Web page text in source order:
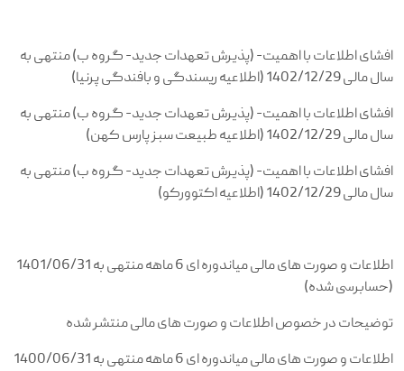
افشای اطلاعات با اهمیت- (پذیرش تعهدات جدید- گروه ب) منتهی به
سال مالی 1402/12/29 (اطلاعیه ریسندگی و بافندگی پرنیا)
افشای اطلاعات با اهمیت- (پذیرش تعهدات جدید- گروه ب) منتهی به
سال مالی 1402/12/29 (اطلاعیه طبیعت سبز پارس کهن)
افشای اطلاعات با اهمیت- (پذیرش تعهدات جدید- گروه ب) منتهی به
سال مالی 1402/12/29 (اطلاعیه اکتوورکو)
اطلاعات و صورت های مالی میاندوره ای 6 ماهه منتهی به 1401/06/31
(حسابرسی شده)
توضیحات در خصوص اطلاعات و صورت های مالی منتشر شده
اطلاعات و صورت های مالی میاندوره ای 6 ماهه منتهی به 1400/06/31